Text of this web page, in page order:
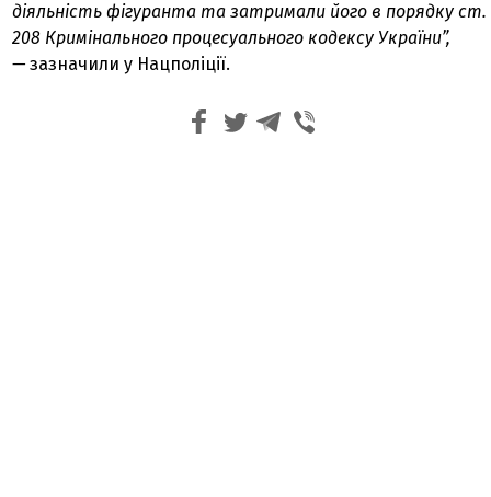
діяльність фігуранта та затримали його в порядку ст.
208 Кримінального процесуального кодексу України”,
—зазначили у Нацполіції.